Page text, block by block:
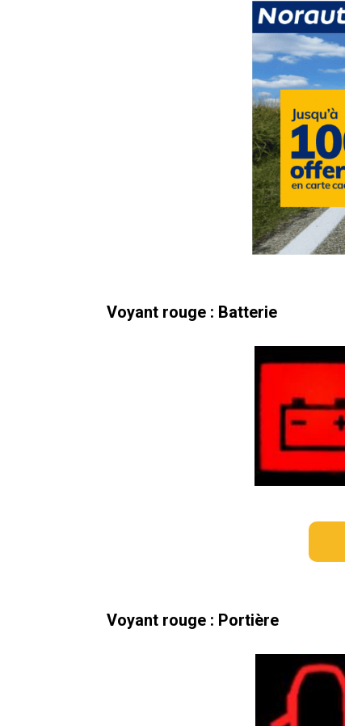
Voyant rouge : Batterie
Voyant rouge : Portière